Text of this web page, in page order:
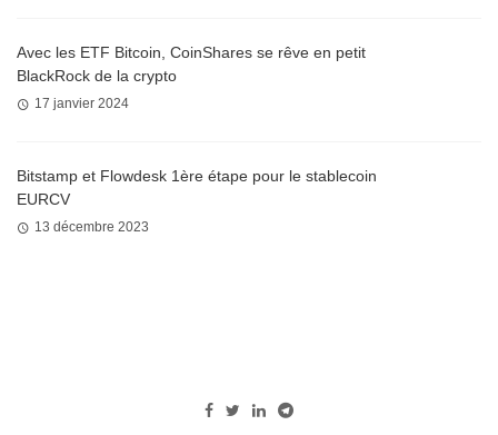
Avec les ETF Bitcoin, CoinShares se rêve en petit
BlackRock de la crypto
17 janvier 2024
Bitstamp et Flowdesk 1ère étape pour le stablecoin
EURCV
13 décembre 2023